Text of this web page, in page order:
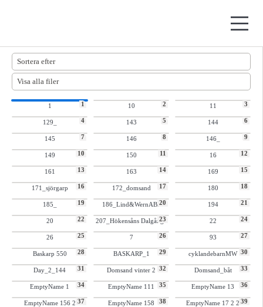
1
1 2
10 3
11
4
129_ 5
143 6
144
7
145 8
146 9
146_
10
149 11
150 12
16
13
161 14
163 15
169
16
171_sjörgarp 17
172_domsand 18
180
19
185_ 20
186_Lind&WernAB3 21
194
22
20 23
207_Hökensåns Dalgång4 24
22
25
26 26
7 27
93
28
Baskarp 550 29
BASKARP_1 30
cyklandebarnMW
31
Day_2_144 32
Domsand vinter 2 33
Domsand_båt
34
EmptyName 1 35
EmptyName 111 36
EmptyName 13
37
EmptyName 156 2 38
EmptyName 158 39
EmptyName 17 2 2